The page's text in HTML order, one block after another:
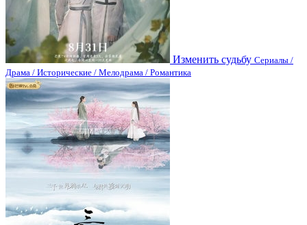
Изменить судьбу Сериалы /
Драма / Исторические / Мелодрама / Романтика